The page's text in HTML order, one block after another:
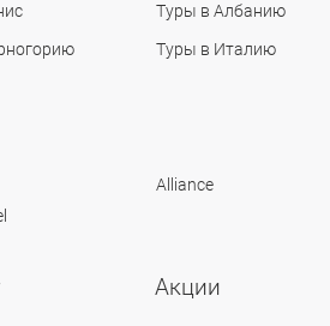
Туры в Албанию
Туры в Италию
Alliance
Акции